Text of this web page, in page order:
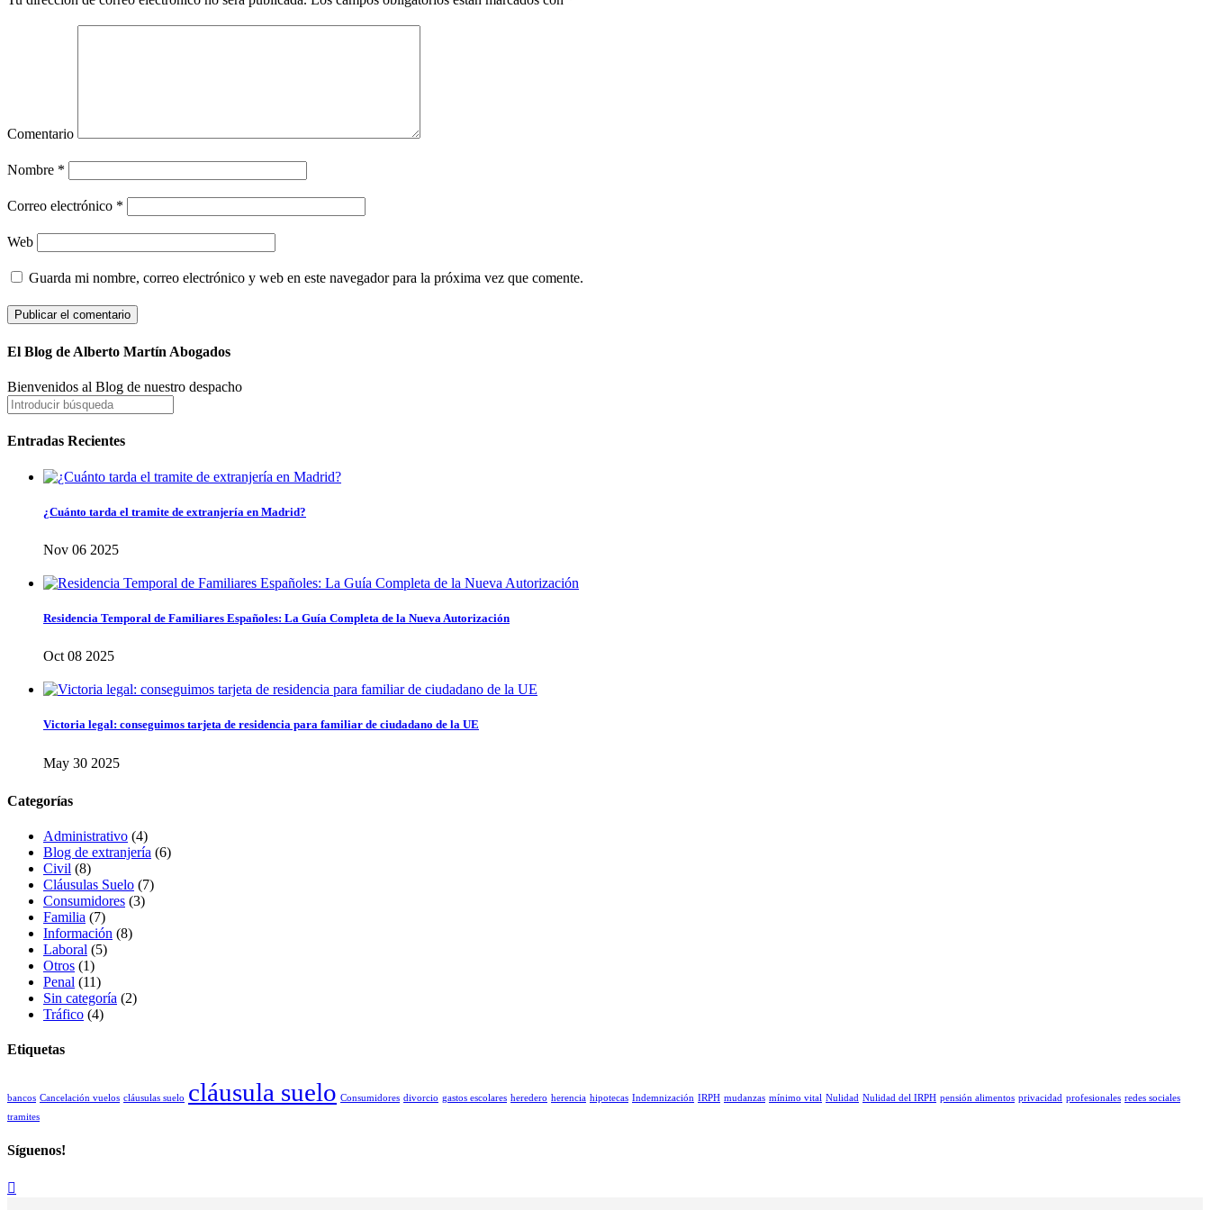
Comentario
Nombre *
Correo electrónico *
Web
Guarda mi nombre, correo electrónico y web en este navegador para la próxima vez que comente.
El Blog de Alberto Martín Abogados
Bienvenidos al Blog de nuestro despacho
Entradas Recientes
¿Cuánto tarda el tramite de extranjería en Madrid?
Nov 06 2025
Residencia Temporal de Familiares Españoles: La Guía Completa de la Nueva Autorización
Oct 08 2025
Victoria legal: conseguimos tarjeta de residencia para familiar de ciudadano de la UE
May 30 2025
Categorías
Administrativo (4)
Blog de extranjería (6)
Civil (8)
Cláusulas Suelo (7)
Consumidores (3)
Familia (7)
Información (8)
Laboral (5)
Otros (1)
Penal (11)
Sin categoría (2)
Tráfico (4)
Etiquetas
bancos Cancelación vuelos cláusulas suelo cláusula suelo Consumidores divorcio gastos escolares heredero herencia hipotecas Indemnización IRPH mudanzas mínimo vital Nulidad Nulidad del IRPH pensión alimentos privacidad profesionales redes sociales
tramites
Síguenos!